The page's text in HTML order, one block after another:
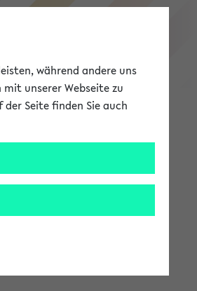
eKVV
während andere uns
unserer Webseite zu
Seite finden Sie auch